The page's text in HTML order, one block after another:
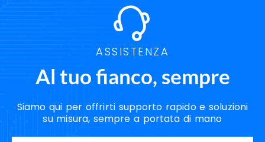
ASSISTENZA
Al tuo fianco, sempre
Siamo qui per offrirti supporto rapido e soluzioni
su misura, sempre a portata di mano